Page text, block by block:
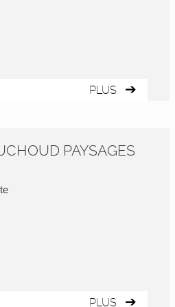
PLUS
PAYSAGES
PLUS